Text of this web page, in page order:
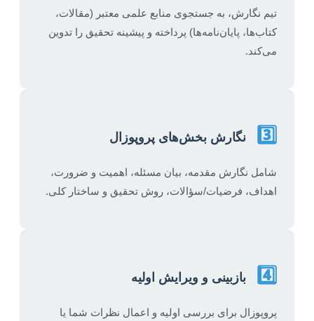
تیم نگارش، به جستجوی منابع علمی معتبر (مقالات،
کتاب‌ها، پایان‌نامه‌ها) پرداخته و پیشینه تحقیق را تدوین
می‌کند.
3️⃣ نگارش بخش‌های پروپوزال
شامل نگارش مقدمه، بیان مسئله، اهمیت و ضرورت،
اهداف، فرضیات/سؤالات، روش تحقیق و ساختار کلی.
4️⃣ بازبینی و ویرایش اولیه
پروپوزال برای بررسی اولیه و اعمال نظرات شما یا